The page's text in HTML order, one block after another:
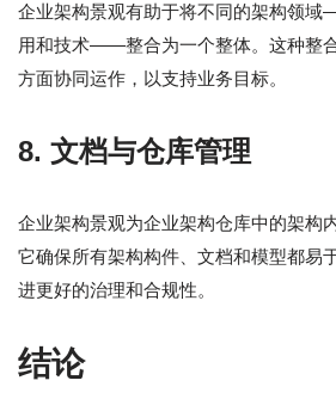
企业架构景观有助于将不同的架构领
用和技术——整合为一个整体。这种整
方面协同运作，以支持业务目标。
8. 文档与仓库管理
企业架构景观为企业架构仓库中的架构
它确保所有架构构件、文档和模型都易
进更好的治理和合规性。
结论